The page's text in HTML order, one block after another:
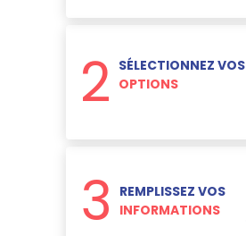
2 SÉLECTIONNEZ VOS
OPTIONS
3
REMPLISSEZ VOS
INFORMATIONS